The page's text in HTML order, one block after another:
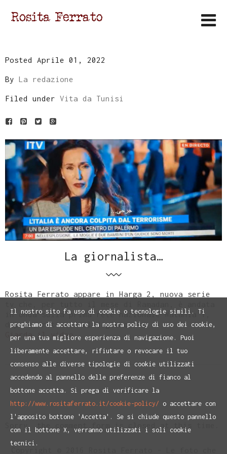
Posted Aprile 01, 2022
By La redazione
Filed under Vita da Tunisi
La giornalista…
Rosita Ferrato appare in Harga 2, nuova serie
in onda sulla prima rete nazionale Watania 1,
dopo la rottura del digiuno.
Giarda il video
Sorry, the comment form is closed at this time.
Il nostro sito fa uso di cookie o tecnologie simili. Ti
preghiamo di accettare la nostra policy di uso dei cookie,
per una tua migliore esperienza di navigazione. Puoi
liberamente accettare, rifiutare o revocare il tuo
consenso alle diverse tipologie di cookie utilizzati
accedendo al pannello delle preferenze di fianco al
bottone accetta. Si prega di verificare la
http://www.rositaferrato.it/cookie-policy/ o accettare con
l'apposito bottone 'Accetta'. Se si chiude questo pannello
con il bottone X, verranno utilizzati i soli cookie
tecnici.